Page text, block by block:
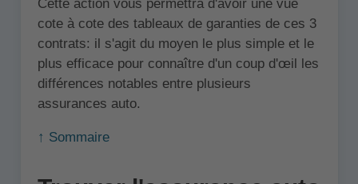
Cette action vous permettra d'avoir une vue
cote à cote des tableaux de garanties de ces 3
contrats: il s'agit du moyen le plus simple et le
plus efficace pour connaître d'un coup d'œil les
différences notables entre plusieurs
assurances auto.
↑ Sommaire